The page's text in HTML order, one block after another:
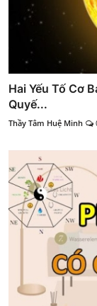
Hai Yếu Tố Cơ
Quyế...
Thầy Tâm Huệ Minh